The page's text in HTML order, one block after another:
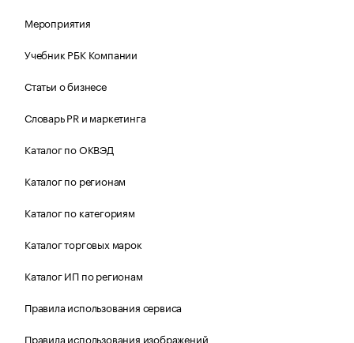
Мероприятия
Учебник РБК Компании
Статьи о бизнесе
Словарь PR и маркетинга
Каталог по ОКВЭД
Каталог по регионам
Каталог по категориям
Каталог торговых марок
Каталог ИП по регионам
Правила использования сервиса
Правила использования изображений